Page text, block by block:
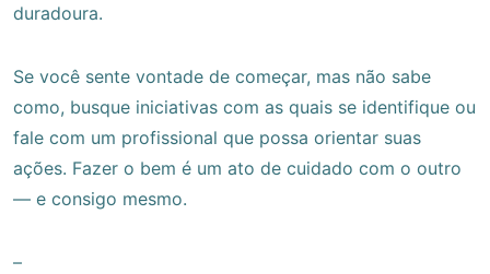
duradoura.
Se você sente vontade de começar, mas não sabe
como, busque iniciativas com as quais se identifique ou
fale com um profissional que possa orientar suas
ações. Fazer o bem é um ato de cuidado com o outro
— e consigo mesmo.
–